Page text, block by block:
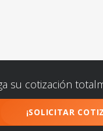
su cotización
¡SOLICITAR